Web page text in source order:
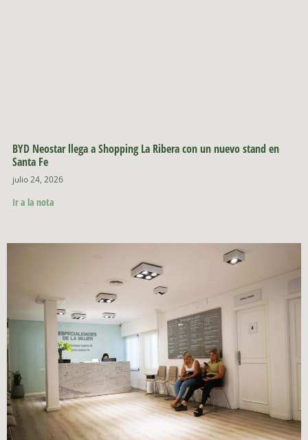
BYD Neostar llega a Shopping La Ribera con un nuevo stand en
Santa Fe
julio 24, 2026
Ir a la nota